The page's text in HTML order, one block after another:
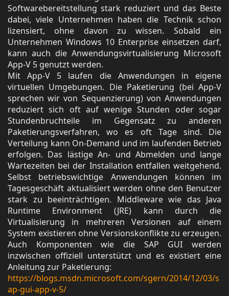
Softwarebereitstellung stark reduziert und das Beste
dabei, viele Unternehmen haben die Technik schon
lizensiert, ohne davon zu wissen. Sobald ein
Unternehmen Windows 10 Enterprise einsetzen darf,
kann auch die Anwendungsvirtualisierung Microsoft
App-V 5 genutzt werden.
Mit App-V 5 laufen die Anwendungen in eigene
virtuellen Umgebungen. Die Paketierung (bei App-V
sprechen wir von Sequenzierung) von Anwendungen
reduziert sich oft auf wenige Stunden oder sogar
Stundenbruchteile im Gegensatz zu anderen
Paketierungsverfahren, wo es oft Tage sind. Die
Verteilung kann On-Demand und im laufenden Betrieb
erfolgen. Das lästige An- und Abmelden und lange
Wartezeiten bei der Installation entfallen weitgehend.
Selbst betriebswichtige Anwendungen können im
Tagesgeschäft aktualisiert werden ohne den Benutzer
stark zu beeinträchtigen. Middleware wie das Java
Runtime Environment (JRE) kann durch die
Virtualisierung in mehreren Versionen auf einem
System existieren ohne Versionskonflikte zu erzeugen.
Auch Komponenten wie die SAP GUI werden
inzwischen offiziell unterstützt und es existiert eine
Anleitung zur Paketierung:
https://blogs.msdn.microsoft.com/sgern/2014/12/03/s
ap-gui-app-v-5/